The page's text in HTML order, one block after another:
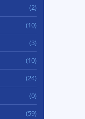
(2)
(10)
(3)
(10)
(24)
(0)
(59)